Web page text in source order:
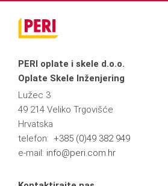
PERI oplate i skele d.o.o.
Oplate Skele Inženjering
Lužec 3
49 214 Veliko Trgovišće
Hrvatska
telefon: +385 (0)49 382 949
e-mail: info@peri.com.hr